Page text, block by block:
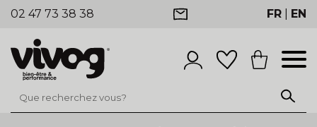
02 47 73 38 38 FR EN